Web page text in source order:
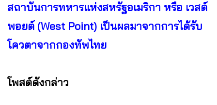
สถาบันการทหารแห่งสหรัฐอเมริกา หรือ เวสต์
พอยต์ (West Point) เป็นผลมาจากการได้รับ
โควตาจากกองทัพไทย
โพสต์ดังกล่าว